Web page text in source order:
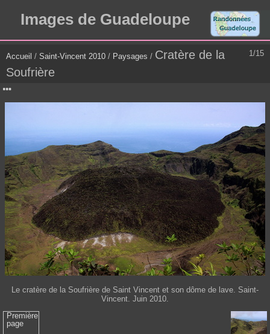
Images de Guadeloupe
1/15
Accueil / Saint-Vincent 2010 / Paysages / Cratère de la
Soufrière
Le cratère de la Soufrière de Saint Vincent et son dôme de lave. Saint-
Vincent. Juin 2010.
Première
page